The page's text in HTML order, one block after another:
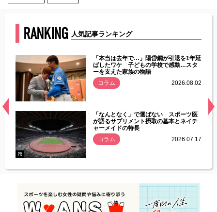
RANKING 人気記事ランキング
常
「本当は去年で…」陽岱鋼が引退を1年延
ばしたワケ 子どもの学校で感動…スタ
ーを支えた家族の物語
コラム
2026.08.02
PR
「なんとなく」で選ばない スポーツ医
が語るサプリメント摂取の基本とネイチ
ャーメイドの特長
コラム
2026.07.17